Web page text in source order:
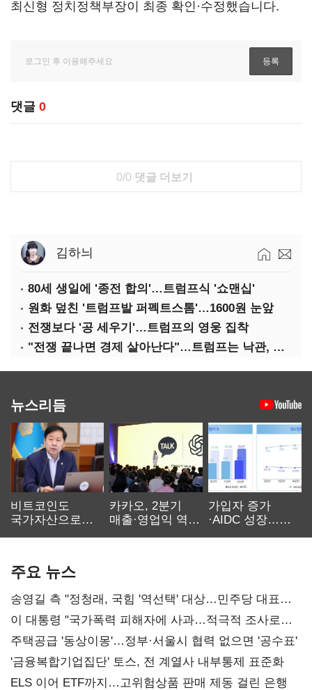
최신형 정치정책부장이 최종 확인·수정했습니다.
댓글 0
0/0 댓글 더보기
김하늬
80세 생일에 '종전 합의'…트럼프식 '쇼맨십'
원화 덮친 '트럼프발 퍼펙트스톰'…1600원 눈앞
전쟁보다 '공 세우기'…트럼프의 영웅 집착
"전쟁 끝나면 경제 살아난다"…트럼프는 낙관, 미국인은 싸늘
뉴스리듬
비트코인도
국가자산으로…'
카카오, 2분기
매출·영업익 역대
가입자 증가
·AIDC 성장…
주요 뉴스
송영길 측 "정청래, 국힘 '역선택' 대상…민주당 대표로
총선 지휘 못해"
이 대통령 "국가폭력 피해자에 사과…적극적 조사로
진실 밝혀야"
주택공급 '동상이몽'…정부·서울시 협력 없으면 '공수표'
'금융복합기업집단' 토스, 전 계열사 내부통제 표준화
ELS 이어 ETF까지…고위험상품 판매 제동 걸린 은행